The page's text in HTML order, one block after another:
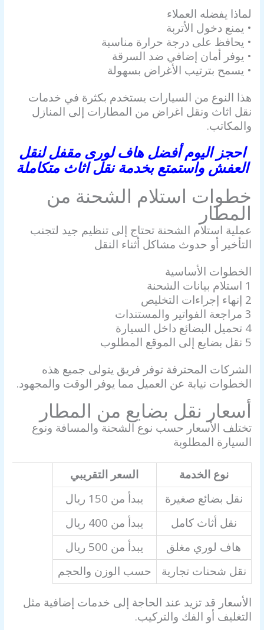
لماذا يفضله العملاء
• يمنع دخول الأتربة
• يحافظ على درجة حرارة مناسبة
• يوفر أمان إضافي ضد السرقة
• يسمح بترتيب الأغراض بسهولة
هذا النوع من السيارات يستخدم بكثرة في خدمات
نقل اثاث ونقل اغراض من المطارات إلى المنازل
والمكاتب.
احجز اليوم أفضل هاف لورى مقفل لنقل
العفش واستمتع بخدمة نقل اثاث متكاملة
خطوات استلام الشحنة من
المطار
عملية استلام الشحنة تحتاج إلى تنظيم جيد لتجنب
التأخير أو حدوث مشاكل أثناء النقل
الخطوات الأساسية
1 استلام بيانات الشحنة
2 إنهاء إجراءات التخليص
3 مراجعة الفواتير والمستندات
4 تحميل البضائع داخل السيارة
5 نقل بضايع إلى الموقع المطلوب
الشركات المحترفة توفر فريق يتولى جميع هذه
الخطوات نيابة عن العميل مما يوفر الوقت والمجهود.
أسعار نقل بضايع من المطار
تختلف الأسعار حسب نوع الشحنة والمسافة ونوع
السيارة المطلوبة
نوع الخدمة
السعر التقريبي
نقل بضائع صغيرة
يبدأ من 150 ريال
نقل أثاث كامل
يبدأ من 400 ريال
هاف لوري مغلق
يبدأ من 500 ريال
نقل شحنات تجارية
حسب الوزن والحجم
الأسعار قد تزيد عند الحاجة إلى خدمات إضافية مثل
التغليف أو الفك والتركيب.